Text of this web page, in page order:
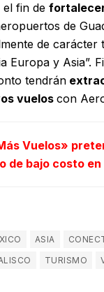
fin de
de
de carácter
Europa y Asia”.
tendrán
vuelos con
Vuelos»
de bajo costo en
ASIA
TURISMO